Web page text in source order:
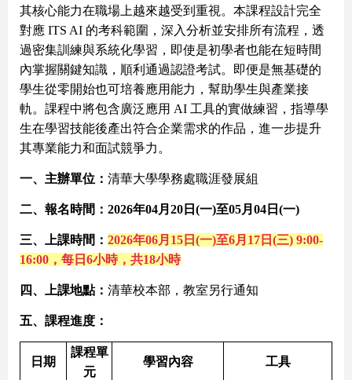
其核心能力在職場上越來越受到重視。本課程設計完全
對應 ITS AI 的考科範圍，深入分析並安排所有流程，透
過密集訓練與系統化學習，即使是初學者也能在短時間
內掌握關鍵知識，順利通過認證考試。即便是無基礎的
學生從零開始也可培養應用能力，幫助學生與產業接
軌。課程中將包含廣泛應用 AI 工具的實做練習，指導學
生在學習技能後產出符合企業需求的作品，進一步提升
其專業能力和面試競爭力。
一、主辦單位： 清華大學學務處職涯發展組
二、報名時間：2026年04月20日(一)至05月04日(一)
三、上課時間： 2026年06月15日(一)至6月17日(三) 9:00-
16:00 ，每日6小時，共18小時
四、上課地點： 清華校本部，教室另行通知
五、課程進度：
日期
課程單
元
學習內容 工具